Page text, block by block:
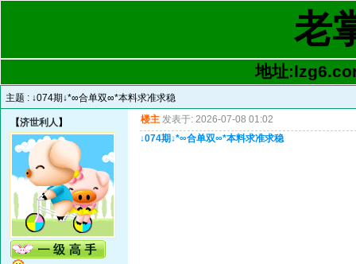
老
地址
主题 : ↓074期↓*∞合单双∞*本料求准求稳
【济世利人 】 楼主 发表于: 2026-07-08 01:02
↓074期↓*∞合单双∞*本料求准求稳